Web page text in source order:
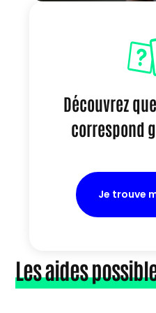
Découvrez
correspond
Je trouve
Les aides